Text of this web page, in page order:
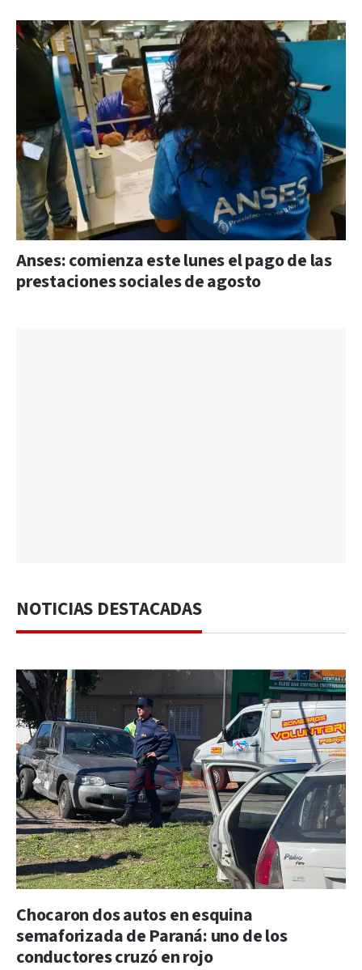
Anses: comienza este lunes el pago de las
prestaciones sociales de agosto
NOTICIAS DESTACADAS
Chocaron dos autos en esquina
semaforizada de Paraná: uno de los
conductores cruzó en rojo